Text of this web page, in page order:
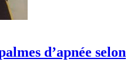
d’apnée selon